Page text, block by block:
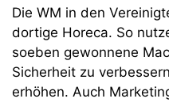
Die WM in den
dortige Horeca. So
soeben gewonnene
Sicherheit zu
erhöhen. Auch